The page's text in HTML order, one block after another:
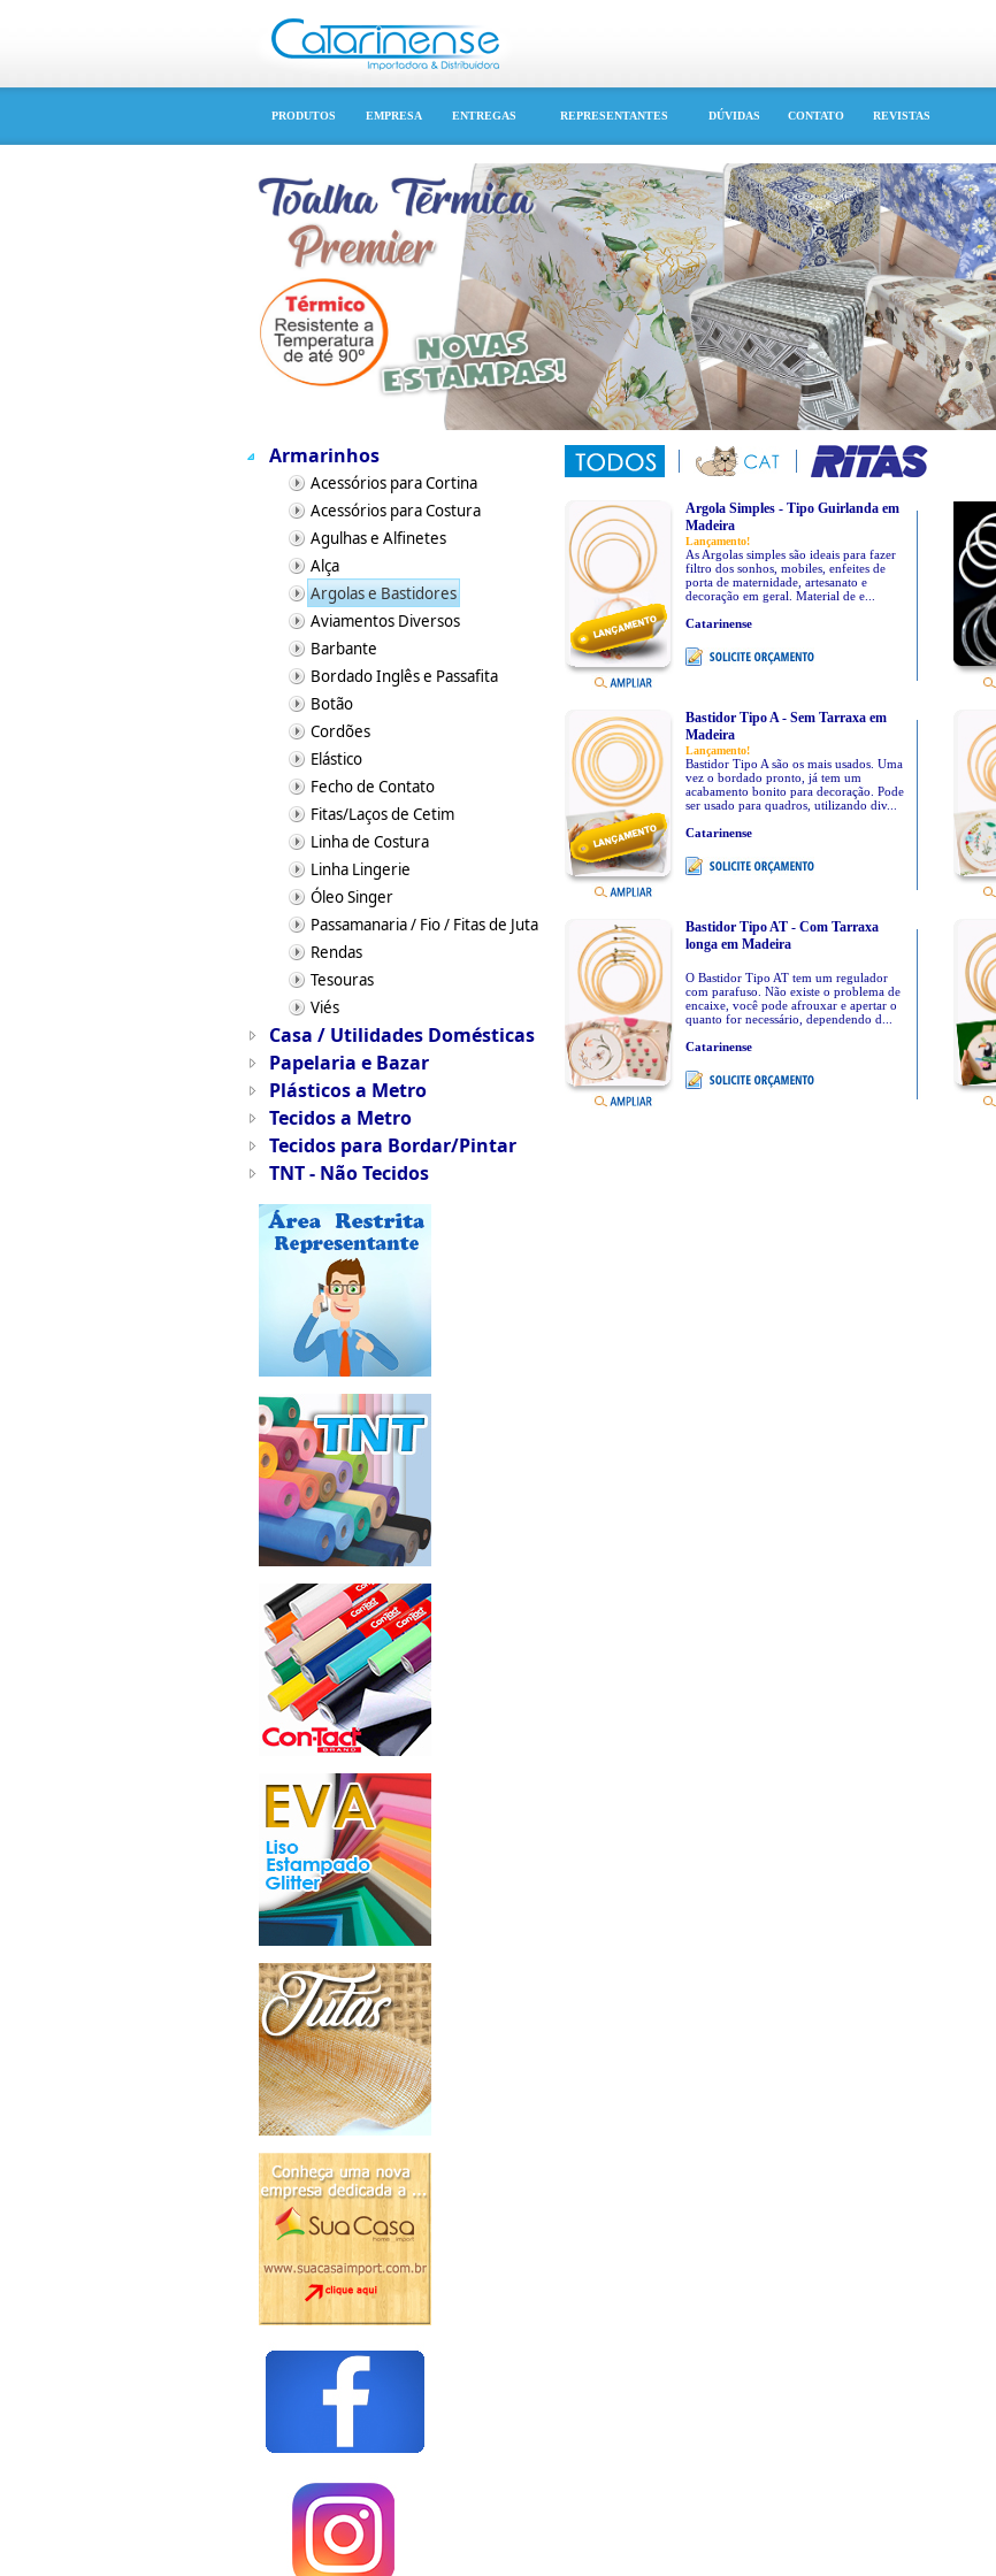
PRODUTOS EMPRESA ENTREGAS REPRESENTANTES DÚVIDAS CONTATO REVISTAS
Armarinhos
Acessórios para Cortina
Acessórios para Costura
Agulhas e Alfinetes
Alça
Argolas e Bastidores
Aviamentos Diversos
Barbante
Bordado Inglês e Passafita
Botão
Cordões
Elástico
Fecho de Contato
Fitas/Laços de Cetim
Linha de Costura
Linha Lingerie
Óleo Singer
Passamanaria / Fio / Fitas de Juta
Rendas
Tesouras
Viés
Casa / Utilidades Domésticas
Papelaria e Bazar
Plásticos a Metro
Tecidos a Metro
Tecidos para Bordar/Pintar
TNT - Não Tecidos
Argola Simples - Tipo Guirlanda em
Madeira
Lançamento!
As Argolas simples são ideais para fazer
filtro dos sonhos, mobiles, enfeites de
porta de maternidade, artesanato e
decoração em geral. Material de e...
Catarinense
Bastidor Tipo A - Sem Tarraxa em
Madeira
Lançamento!
Bastidor Tipo A são os mais usados. Uma
vez o bordado pronto, já tem um
acabamento bonito para decoração. Pode
ser usado para quadros, utilizando div...
Catarinense
Bastidor Tipo AT - Com Tarraxa
longa em Madeira
O Bastidor Tipo AT tem um regulador
com parafuso. Não existe o problema de
encaixe, você pode afrouxar e apertar o
quanto for necessário, dependendo d...
Catarinense